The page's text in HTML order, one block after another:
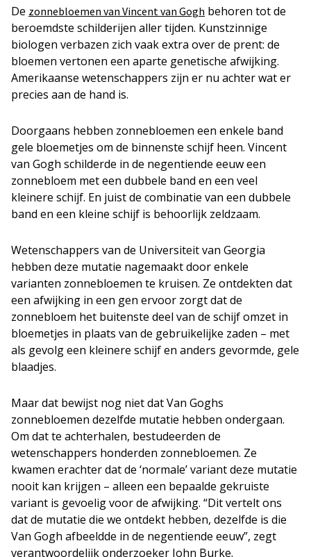
De zonnebloemen van Vincent van Gogh behoren tot de
beroemdste schilderijen aller tijden. Kunstzinnige
biologen verbazen zich vaak extra over de prent: de
bloemen vertonen een aparte genetische afwijking.
Amerikaanse wetenschappers zijn er nu achter wat er
precies aan de hand is.
Doorgaans hebben zonnebloemen een enkele band
gele bloemetjes om de binnenste schijf heen. Vincent
van Gogh schilderde in de negentiende eeuw een
zonnebloem met een dubbele band en een veel
kleinere schijf. En juist de combinatie van een dubbele
band en een kleine schijf is behoorlijk zeldzaam.
Wetenschappers van de Universiteit van Georgia
hebben deze mutatie nagemaakt door enkele
varianten zonnebloemen te kruisen. Ze ontdekten dat
een afwijking in een gen ervoor zorgt dat de
zonnebloem het buitenste deel van de schijf omzet in
bloemetjes in plaats van de gebruikelijke zaden – met
als gevolg een kleinere schijf en anders gevormde, gele
blaadjes.
Maar dat bewijst nog niet dat Van Goghs
zonnebloemen dezelfde mutatie hebben ondergaan.
Om dat te achterhalen, bestudeerden de
wetenschappers honderden zonnebloemen. Ze
kwamen erachter dat de ‘normale’ variant deze mutatie
nooit kan krijgen – alleen een bepaalde gekruiste
variant is gevoelig voor de afwijking. “Dit vertelt ons
dat de mutatie die we ontdekt hebben, dezelfde is die
Van Gogh afbeeldde in de negentiende eeuw”, zegt
verantwoordelijk onderzoeker John Burke.